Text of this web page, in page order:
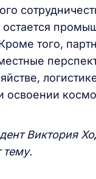
того,
освоении
Виктория